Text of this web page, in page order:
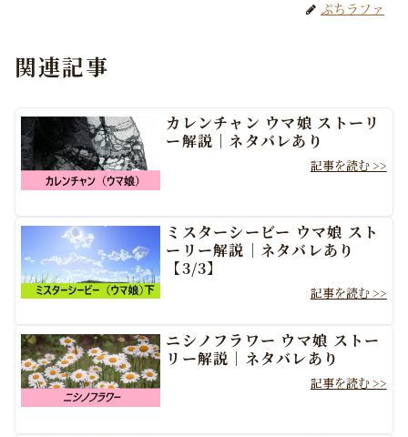
ぷちラファ
関連記事
カレンチャン ウマ娘 ストーリ
ー解説｜ネタバレあり
ミスターシービー ウマ娘 スト
ーリー解説｜ネタバレあり
【3/3】
ニシノフラワー ウマ娘 ストー
リー解説｜ネタバレあり